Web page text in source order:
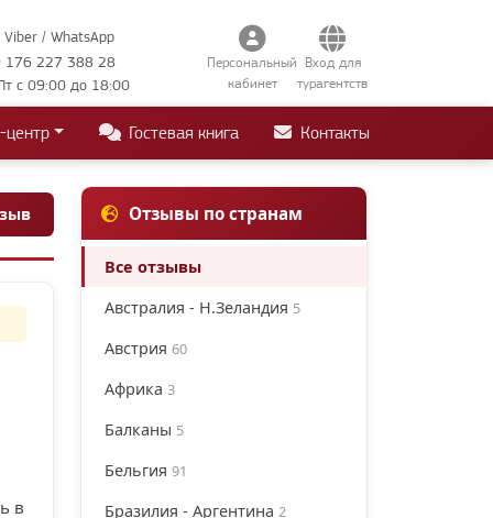
Viber / WhatsApp
176 227 388 28
с 09:00 до 18:00
Персональный
кабинет
Вход для
турагентств
центр Гостевая книга Контакты
в
Отзывы по странам
Все отзывы
Австралия - Н.Зеландия 5
Австрия 60
Африка 3
Балканы 5
Бельгия 91
Бразилия - Аргентина 2